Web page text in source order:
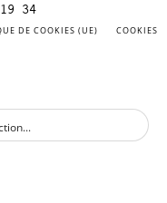
34
DE COOKIES (UE) COOKIES